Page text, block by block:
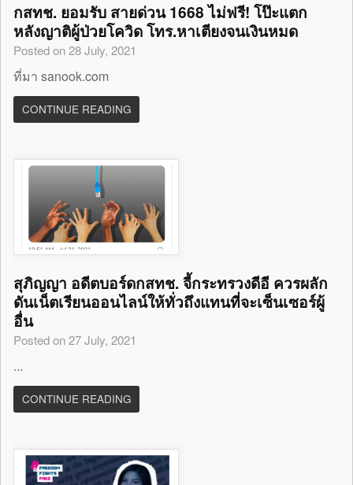
กสทช. ยอมรับ สายด่วน 1668 ไม่ฟรี! โป๊ะแตก
หลังญาติผู้ป่วยโควิด โทร.หาเตียงจนเงินหมด
Posted on 28 July, 2021
ที่มา sanook.com
CONTINUE READING
สุภิญญา อดีตบอร์ดกสทช. จี้กระทรวงดีอี ควรผลัก
ดันเน็ตเรียนออนไลน์ให้ทั่วถึงแทนที่จะเซ็นเซอร์ผู้
อื่น
Posted on 27 July, 2021
...
CONTINUE READING